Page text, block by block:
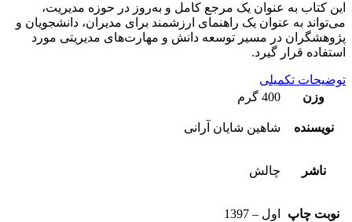
این کتاب به عنوان یک مرجع کامل و به‌روز در حوزه مدیریت،
می‌تواند به عنوان یک راهنمای ارزشمند برای مدیران، دانشجویان و
پژوهشگران در مسیر توسعه دانش و مهارت‌های مدیریتی مورد
استفاده قرار گیرد.
توضیحات تکمیلی
وزن
400 گرم
نویسنده شاهین شایان آرانی
ناشر چالش
نوبت چاپ اول – 1397